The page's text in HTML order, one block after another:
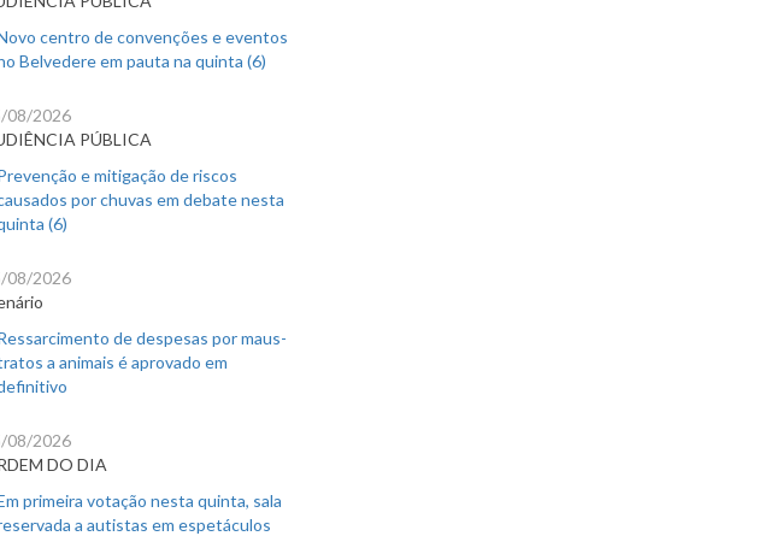
centro de convenções e eventos
Belvedere em pauta na quinta (6)
08/2026
PÚBLICA
e mitigação de riscos
por chuvas em debate nesta
(6)
08/2026
de despesas por maus-
a animais é aprovado em
08/2026
DO DIA
primeira votação nesta quinta, sala
a autistas em espetáculos